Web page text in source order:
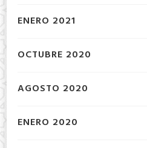
ENERO 2021
OCTUBRE 2020
AGOSTO 2020
ENERO 2020